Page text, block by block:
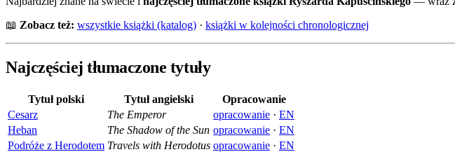
📖 Zobacz też: wszystkie książki (katalog) · książki w kolejności chronologicznej
Najczęściej tłumaczone tytuły
Tytuł polski Tytuł angielski
Opracowanie
Cesarz
The Emperor opracowanie · EN
Heban
The Shadow of the Sun opracowanie · EN
Podróże z Herodotem Travels with Herodotus opracowanie · EN